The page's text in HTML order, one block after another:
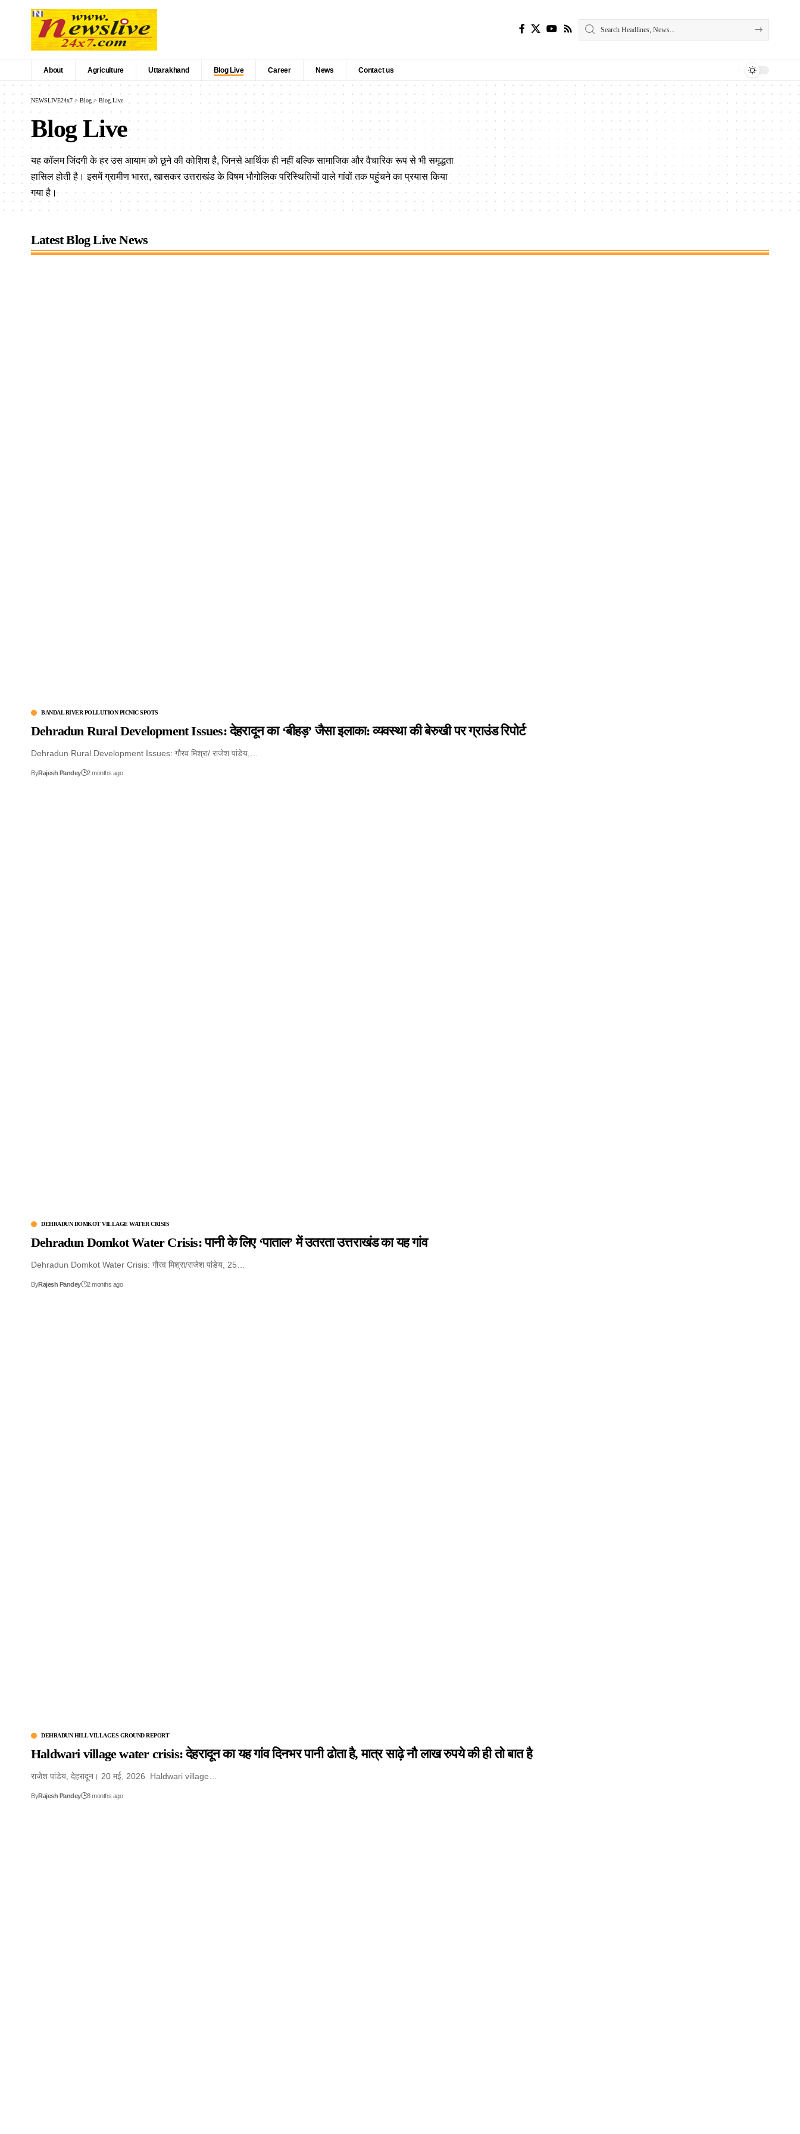
About Agriculture Uttarakhand Blog Live Career News Contact us
NEWSLIVE24x7 > Blog > Blog Live
Blog Live
यह कॉलम जिंदगी के हर उस आयाम को छूने की कोशिश है, जिनसे आर्थिक ही नहीं बल्कि सामाजिक और वैचारिक रूप से भी समृद्धता
हासिल होती है। इसमें ग्रामीण भारत, खासकर उत्तराखंड के विषम भौगोलिक परिस्थितियों वाले गांवों तक पहुंचने का प्रयास किया
गया है।
Latest Blog Live News
BANDAL RIVER POLLUTION PICNIC SPOTS
Dehradun Rural Development Issues: देहरादून का ‘बीहड़’ जैसा इलाका: व्यवस्था की बेरुखी पर ग्राउंड रिपोर्ट
Dehradun Rural Development Issues: गौरव मिश्रा/ राजेश पांडेय,…
ByRajesh Pandey 2 months ago
DEHRADUN DOMKOT VILLAGE WATER CRISIS
Dehradun Domkot Water Crisis: पानी के लिए ‘पाताल’ में उतरता उत्तराखंड का यह गांव
Dehradun Domkot Water Crisis: गौरव मिश्रा/राजेश पांडेय, 25…
ByRajesh Pandey 2 months ago
DEHRADUN HILL VILLAGES GROUND REPORT
Haldwari village water crisis: देहरादून का यह गांव दिनभर पानी ढोता है, मात्र साढ़े नौ लाख रुपये की ही तो बात है
राजेश पांडेय, देहरादून। 20 मई, 2026 Haldwari village…
ByRajesh Pandey 3 months ago